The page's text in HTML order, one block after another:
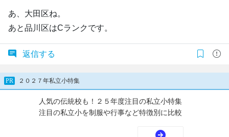
あ、大田区ね。
あと品川区はCランクです。
返信する